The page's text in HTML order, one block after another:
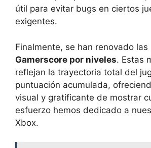
útil para evitar bugs en ciertos
exigentes.
Finalmente, se han renovado las
Gamerscore por niveles. Estas
reflejan la trayectoria total del
puntuación acumulada,
visual y gratificante de mostrar
esfuerzo hemos dedicado a
Xbox.